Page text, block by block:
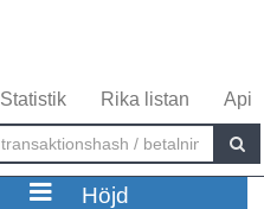
Statistik Rika listan Api
Höjd